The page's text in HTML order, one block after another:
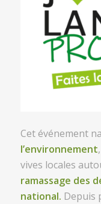
Cet événement
l’environnement
vives locales
ramassage des
national. Depuis